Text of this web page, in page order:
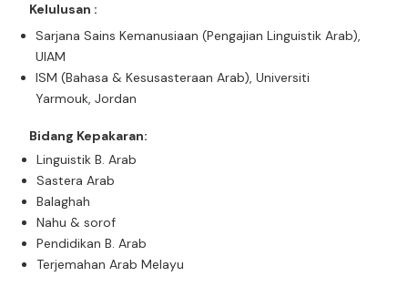
Kelulusan :
Sarjana Sains Kemanusiaan (Pengajian Linguistik Arab),
UIAM
ISM (Bahasa & Kesusasteraan Arab), Universiti
Yarmouk, Jordan
Bidang Kepakaran:
Linguistik B. Arab
Sastera Arab
Balaghah
Nahu & sorof
Pendidikan B. Arab
Terjemahan Arab Melayu